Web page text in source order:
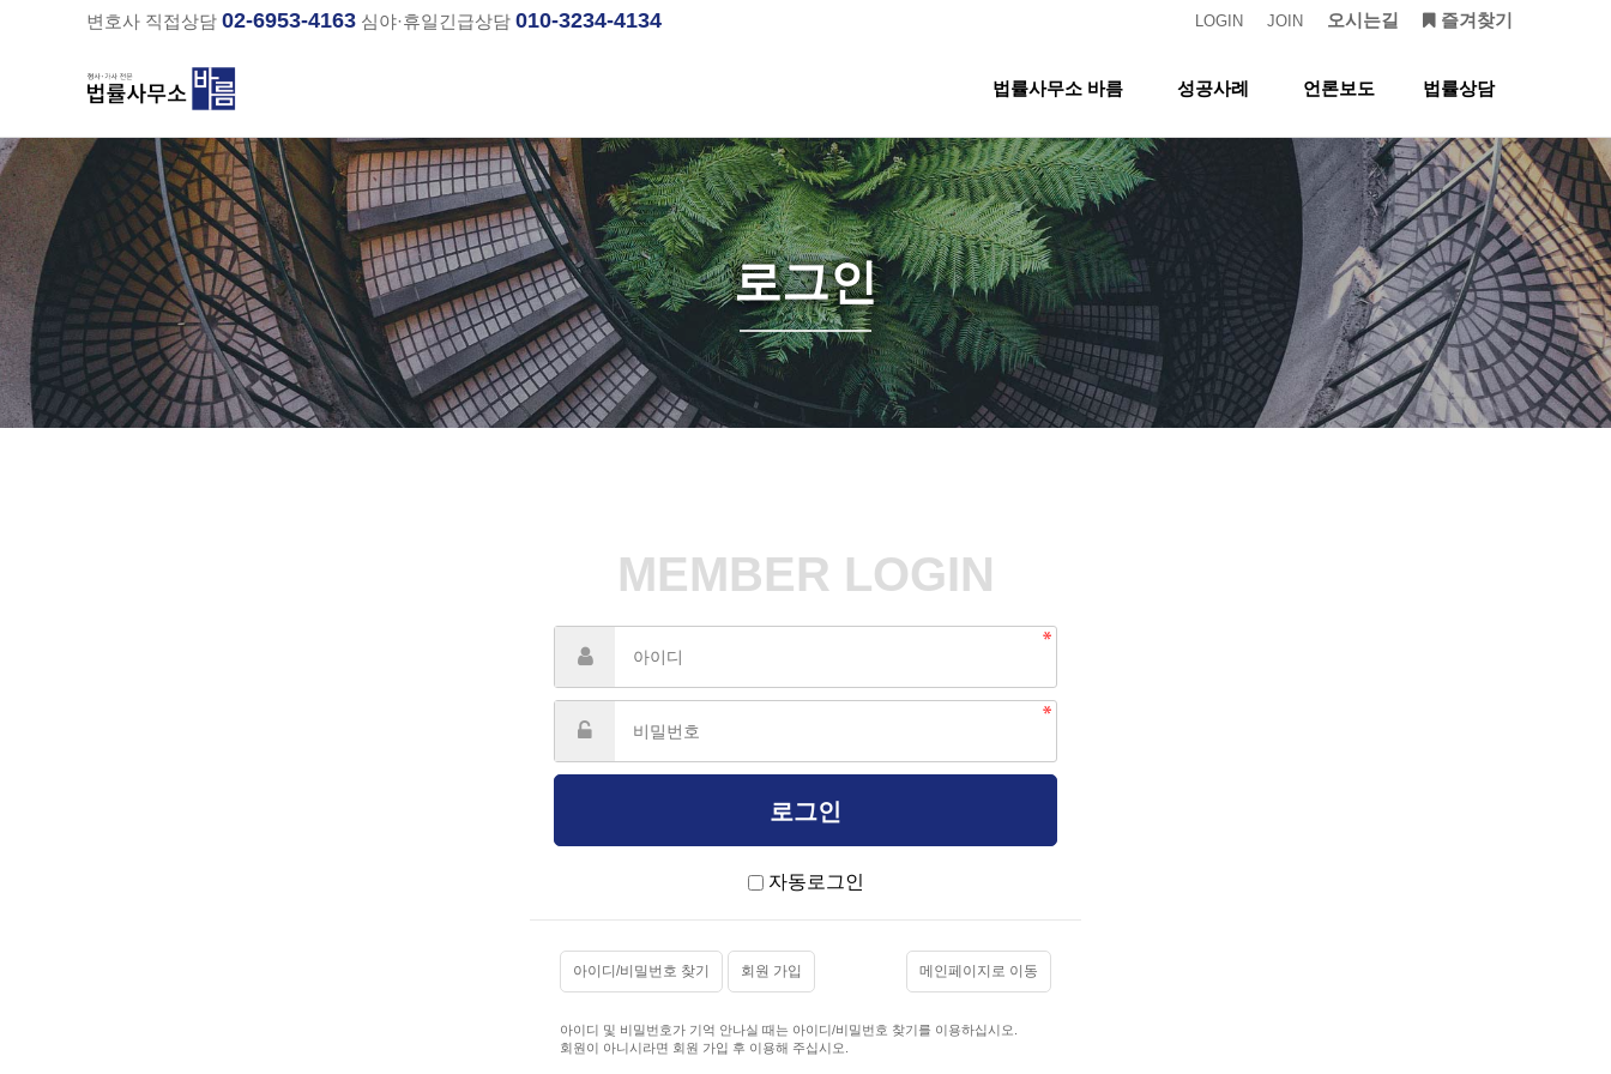
변호사 직접상담 02-6953-4163 심야·휴일긴급상담 010-3234-4134 즐겨찾기
오시는길
JOIN
LOGIN
법률사무소 바름 성공사례
하위분류
언론보도 법률상담
로그인
MEMBER LOGIN
자동로그인
아이디/비밀번호 찾기 회원 가입 메인페이지로 이동
아이디 및 비밀번호가 기억 안나실 때는 아이디/비밀번호 찾기를 이용하십시오.
회원이 아니시라면 회원 가입 후 이용해 주십시오.